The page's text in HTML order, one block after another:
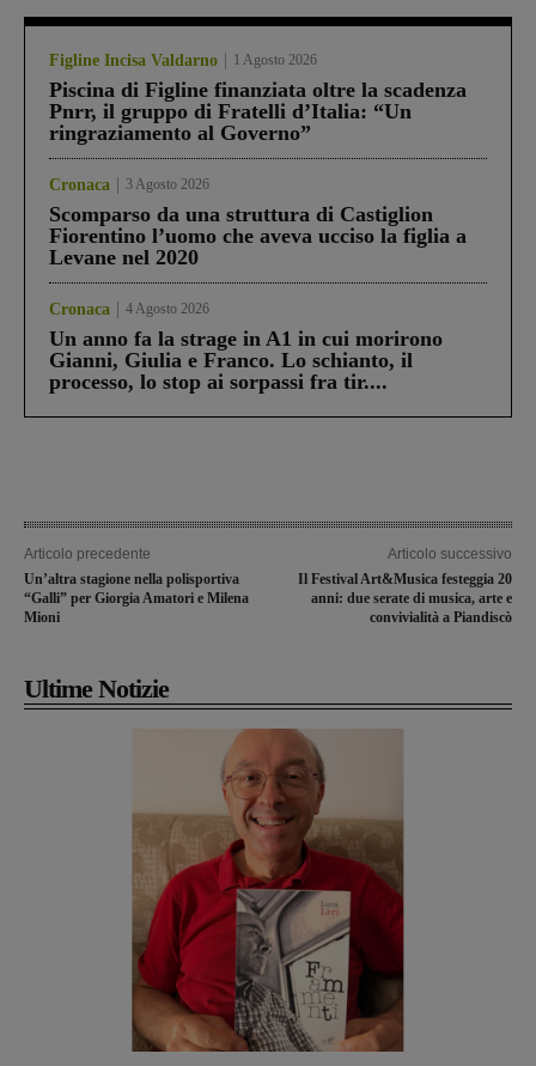
Figline Incisa Valdarno 1 Agosto 2026
Piscina di Figline finanziata oltre la scadenza
Pnrr, il gruppo di Fratelli d’Italia: “Un
ringraziamento al Governo”
Cronaca 3 Agosto 2026
Scomparso da una struttura di Castiglion
Fiorentino l’uomo che aveva ucciso la figlia a
Levane nel 2020
Cronaca 4 Agosto 2026
Un anno fa la strage in A1 in cui morirono
Gianni, Giulia e Franco. Lo schianto, il
processo, lo stop ai sorpassi fra tir....
Articolo precedente
Un’altra stagione nella polisportiva
“Galli” per Giorgia Amatori e Milena
Mioni
Articolo successivo
Il Festival Art&Musica festeggia 20
anni: due serate di musica, arte e
convivialità a Piandiscò
Ultime Notizie